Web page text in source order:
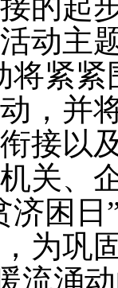
动主
将紧
，并
接以
关、
济困
为巩
流涌